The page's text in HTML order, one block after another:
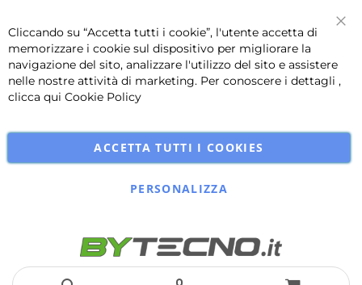
Cliccando su “Accetta tutti i cookie”, l'utente accetta di
memorizzare i cookie sul dispositivo per migliorare la
navigazione del sito, analizzare l'utilizzo del sito e assistere
nelle nostre attività di marketing. Per conoscere i dettagli ,
clicca qui Cookie Policy
ACCETTA TUTTI I COOKIES
PERSONALIZZA